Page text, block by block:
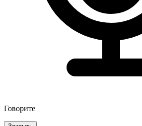
Говорите